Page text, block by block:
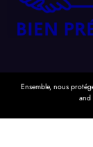
Ensemble, nous
and